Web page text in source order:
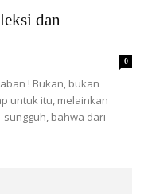
dan
0
! Bukan, bukan
untuk itu, melainkan
bahwa dari